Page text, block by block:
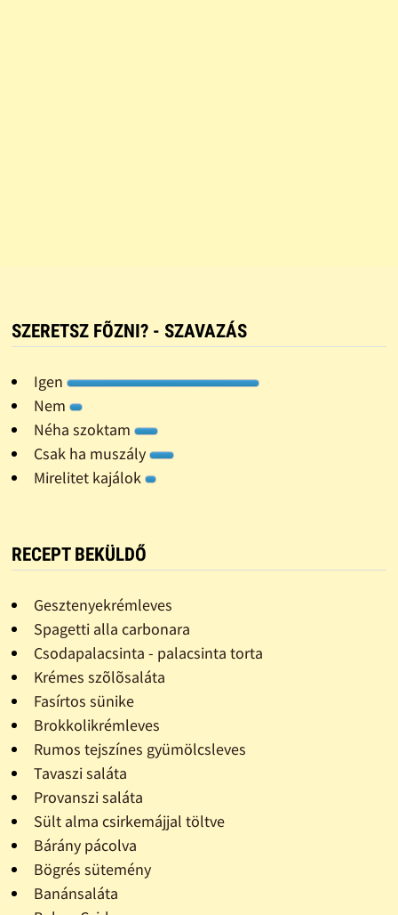
SZERETSZ FÕZNI? - SZAVAZÁS
Igen
Nem
Néha szoktam
Csak ha muszály
Mirelitet kajálok
RECEPT BEKÜLDŐ
Gesztenyekrémleves
Spagetti alla carbonara
Csodapalacsinta - palacsinta torta
Krémes szõlõsaláta
Fasírtos sünike
Brokkolikrémleves
Rumos tejszínes gyümölcsleves
Tavaszi saláta
Provanszi saláta
Sült alma csirkemájjal töltve
Bárány pácolva
Bögrés sütemény
Banánsaláta